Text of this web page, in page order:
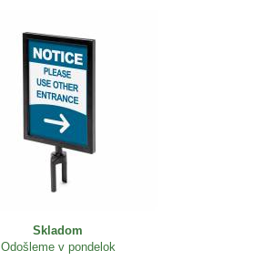
Skladom
Odošleme v pondelok